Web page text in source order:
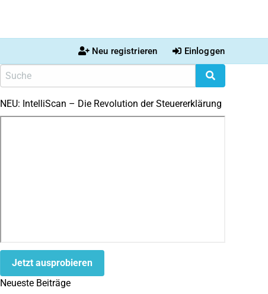
Neu registrieren Einloggen
NEU: IntelliScan – Die Revolution der Steuererklärung
Jetzt ausprobieren
Neueste Beiträge